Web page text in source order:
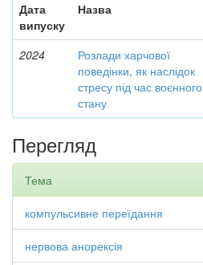
Дата
випуску
Назва
2024
Розлади харчової
поведінки, як наслідок
стресу під час воєнного
стану
Перегляд
Тема
компульсивне переїдання
нервова анорексія